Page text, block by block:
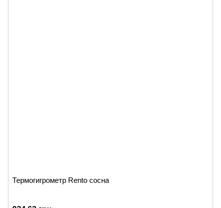
Термогигрометр Rento сосна